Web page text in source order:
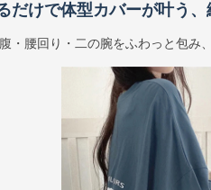
だけで体型カバーが叶う
・腰回り・二の腕をふわっと包み